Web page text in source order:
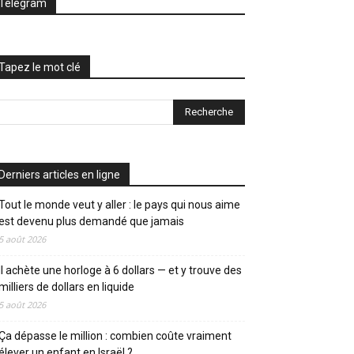
le mot clé
articles en ligne
le monde veut y aller : le pays qui nous aime
devenu plus demandé que jamais
août 2026
achète une horloge à 6 dollars — et y trouve des
de dollars en liquide
août 2026
dépasse le million : combien coûte vraiment